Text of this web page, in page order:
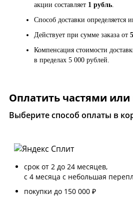
акции составляет 1 рубль
Способ доставки определяется
Действует при сумме заказа от
Компенсация стоимости
в пределах 5 000 рублей.
Оплатить частями или
Выберите способ оплаты в
срок от 2 до 24 месяцев,
с 4 месяца с небольшая
покупки до 150 000 ₽